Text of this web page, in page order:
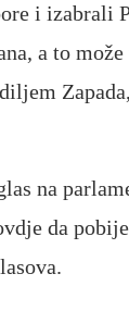
i izabrali
a to
na
da